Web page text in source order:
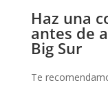
Haz una
antes de
Big Sur
Te